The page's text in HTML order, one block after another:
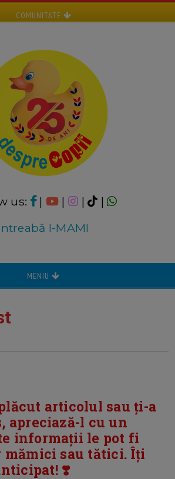
COMUNITATE
us: | | |
|
I-MAMI
MENIU
articolul sau ți-a
apreciază-l cu un
informații le pot fi
sau tătici. Îți
❣️